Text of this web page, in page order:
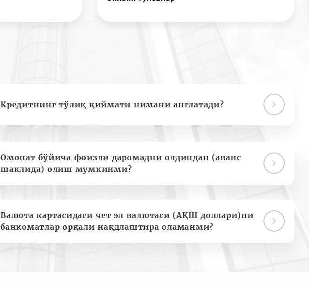
Кредитнинг тўлиқ қиймати нимани англатади?
Омонат бўйича фоизли даромадни олдиндан (аванс
шаклида) олиш мумкинми?
Валюта картасидаги чет эл валютаси (АҚШ доллари)ни
банкоматлар орқали нақдлаштира оламанми?